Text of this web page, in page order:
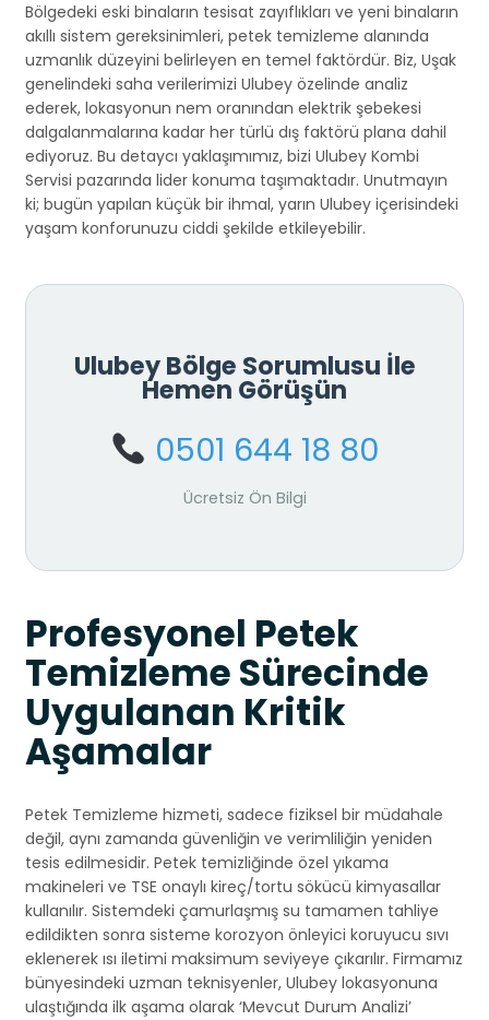
Bölgedeki eski binaların tesisat zayıflıkları ve yeni binaların
akıllı sistem gereksinimleri, petek temizleme alanında
uzmanlık düzeyini belirleyen en temel faktördür. Biz, Uşak
genelindeki saha verilerimizi Ulubey özelinde analiz
ederek, lokasyonun nem oranından elektrik şebekesi
dalgalanmalarına kadar her türlü dış faktörü plana dahil
ediyoruz. Bu detaycı yaklaşımımız, bizi Ulubey Kombi
Servisi pazarında lider konuma taşımaktadır. Unutmayın
ki; bugün yapılan küçük bir ihmal, yarın Ulubey içerisindeki
yaşam konforunuzu ciddi şekilde etkileyebilir.
Ulubey Bölge Sorumlusu İle
Hemen Görüşün
0501 644 18 80
Ücretsiz Ön Bilgi
Profesyonel Petek
Temizleme Sürecinde
Uygulanan Kritik
Aşamalar
Petek Temizleme hizmeti, sadece fiziksel bir müdahale
değil, aynı zamanda güvenliğin ve verimliliğin yeniden
tesis edilmesidir. Petek temizliğinde özel yıkama
makineleri ve TSE onaylı kireç/tortu sökücü kimyasallar
kullanılır. Sistemdeki çamurlaşmış su tamamen tahliye
edildikten sonra sisteme korozyon önleyici koruyucu sıvı
eklenerek ısı iletimi maksimum seviyeye çıkarılır. Firmamız
bünyesindeki uzman teknisyenler, Ulubey lokasyonuna
ulaştığında ilk aşama olarak ‘Mevcut Durum Analizi’